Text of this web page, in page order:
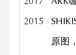
2015
原图